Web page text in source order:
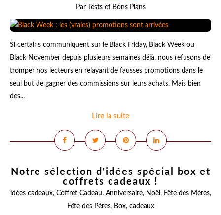
Par Tests et Bons Plans
Si certains communiquent sur le Black Friday, Black Week ou
Black November depuis plusieurs semaines déjà, nous refusons de
tromper nos lecteurs en relayant de fausses promotions dans le
seul but de gagner des commissions sur leurs achats. Mais bien
des...
Lire la suite
Notre sélection d'idées spécial box et
coffrets cadeaux !
idées cadeaux, Coffret Cadeau, Anniversaire, Noël , Fête des Mères,
Fête des Pères, Box, cadeaux